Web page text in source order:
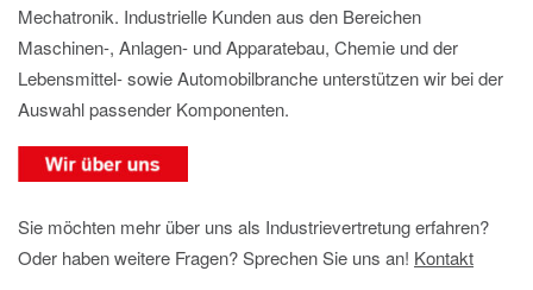
Mechatronik. Industrielle Kunden aus den Bereichen
Maschinen-, Anlagen- und Apparatebau, Chemie und der
Lebensmittel- sowie Automobilbranche unterstützen wir bei der
Auswahl passender Komponenten.
Sie möchten mehr über uns als Industrievertretung erfahren?
Oder haben weitere Fragen? Sprechen Sie uns an! Kontakt